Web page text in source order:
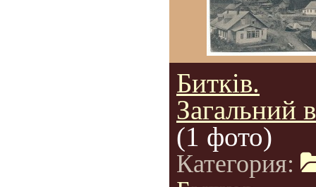
Битків.
Загальний
(1 фото)
Категория: